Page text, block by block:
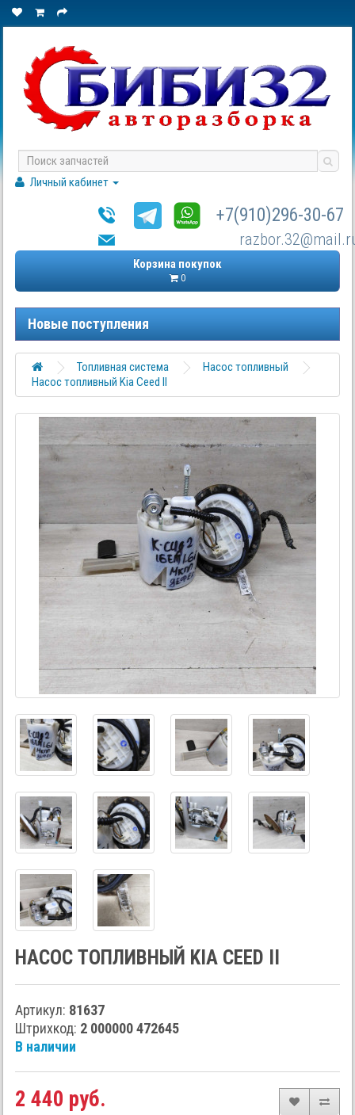
Личный кабинет
+7(910)296-30-67
Корзина покупок
0
Новые поступления
Топливная система
Насос топливный
Насос топливный Kia Ceed II
НАСОС ТОПЛИВНЫЙ KIA CEED II
Артикул: 81637
Штрихкод: 2 000000 472645
В наличии
2 440 руб.